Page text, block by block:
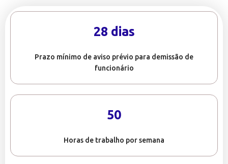
28 dias
Prazo mínimo de aviso prévio para demissão de
funcionário
50
Horas de trabalho por semana